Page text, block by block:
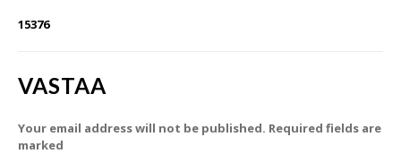
15376
VASTAA
Your email address will not be published. Required fields are
marked